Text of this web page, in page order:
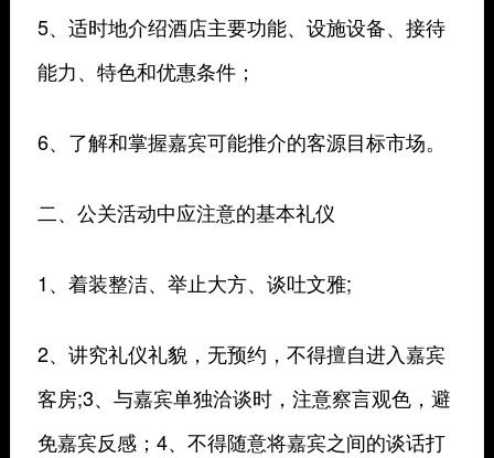
5、适时地介绍酒店主要功能、设施设备、接待
能力、特色和优惠条件；
6、了解和掌握嘉宾可能推介的客源目标市场。
二、公关活动中应注意的基本礼仪
1、着装整洁、举止大方、谈吐文雅;
2、讲究礼仪礼貌，无预约，不得擅自进入嘉宾
客房;3、与嘉宾单独洽谈时，注意察言观色，避
免嘉宾反感；4、不得随意将嘉宾之间的谈话打